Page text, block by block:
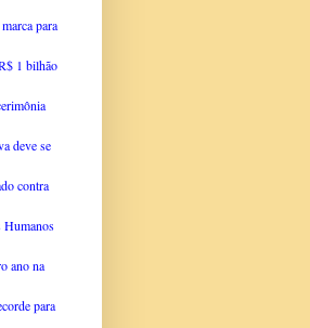
para
1 bilhão
deve se
contra
Humanos
ano na
para